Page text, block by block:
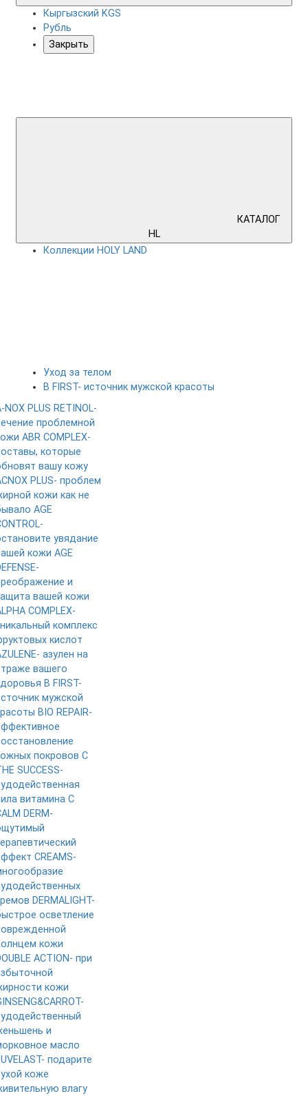
Кыргызский KGS
Рубль
Закрыть
КАТАЛОГ
HL
Коллекции HOLY LAND
Уход за телом
B FIRST- источник мужской красоты
NOX PLUS RETINOL-
проблемной
ABR COMPLEX-
которые
вашу кожу
PLUS- проблем
кожи как не
AGE
увядание
кожи AGE
и
вашей кожи
COMPLEX-
комплекс
кислот
азулен на
вашего
B FIRST-
мужской
BIO REPAIR-
покровов C
SUCCESS-
витамина C
DERM-
CREAMS-
DERMALIGHT-
осветление
кожи
ACTION- при
кожи
и
масло
подарите
коже
влагу